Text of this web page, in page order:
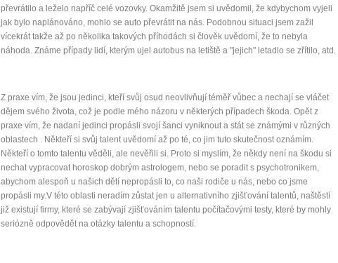
převrátilo a leželo napříč celé vozovky. Okamžitě jsem si uvědomil, že kdybychom vyjeli
jak bylo naplánováno, mohlo se auto převrátit na nás. Podobnou situaci jsem zažil
vícekrát takže až po několika takových příhodách si člověk uvědomí, že to nebyla
náhoda. Známe případy lidí, kterým ujel autobus na letiště a "jejich" letadlo se zřítilo, atd.
Z praxe vím, že jsou jedinci, kteří svůj osud neovlivňují téměř vůbec a nechají se vláčet
dějem svého života, což je podle mého názoru v některých případech škoda. Opět z
praxe vím, že nadaní jedinci propásli svojí šanci vyniknout a stát se známými v různých
oblastech . Někteří si svůj talent uvědomí až po té, co jim tuto skutečnost oznámím.
Někteří o tomto talentu věděli, ale nevěřili si. Proto si myslím, že někdy není na škodu si
nechat vypracovat horoskop dobrým astrologem, nebo se poradit s psychotronikem,
abychom alespoň u našich dětí nepropásli to, co naši rodiče u nás, nebo co jsme
propásli my.V této oblasti neradím zůstat jen u alternativního zjišťování talentů, naštěstí
již existují firmy, které se zabývají zjišťováním talentu počítačovými testy, které by mohly
seriózně odpovědět na otázky talentu a schopností.